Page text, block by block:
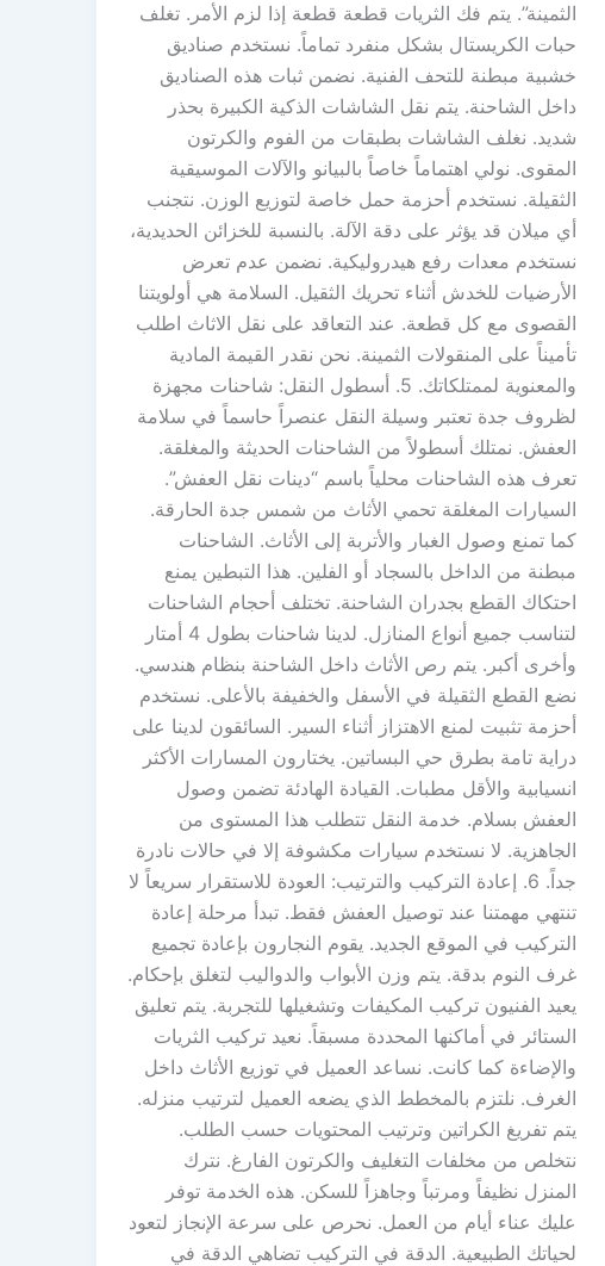
الثمينة”. يتم فك الثريات قطعة قطعة إذا لزم الأمر. تغلف
حبات الكريستال بشكل منفرد تماماً. نستخدم صناديق
خشبية مبطنة للتحف الفنية. نضمن ثبات هذه الصناديق
داخل الشاحنة. يتم نقل الشاشات الذكية الكبيرة بحذر
شديد. نغلف الشاشات بطبقات من الفوم والكرتون
المقوى. نولي اهتماماً خاصاً بالبيانو والآلات الموسيقية
الثقيلة. نستخدم أحزمة حمل خاصة لتوزيع الوزن. نتجنب
أي ميلان قد يؤثر على دقة الآلة. بالنسبة للخزائن الحديدية،
نستخدم معدات رفع هيدروليكية. نضمن عدم تعرض
الأرضيات للخدش أثناء تحريك الثقيل. السلامة هي أولويتنا
القصوى مع كل قطعة. عند التعاقد على نقل الاثاث اطلب
تأميناً على المنقولات الثمينة. نحن نقدر القيمة المادية
والمعنوية لممتلكاتك. 5. أسطول النقل: شاحنات مجهزة
لظروف جدة تعتبر وسيلة النقل عنصراً حاسماً في سلامة
العفش. نمتلك أسطولاً من الشاحنات الحديثة والمغلقة.
تعرف هذه الشاحنات محلياً باسم “دينات نقل العفش”.
السيارات المغلقة تحمي الأثاث من شمس جدة الحارقة.
كما تمنع وصول الغبار والأتربة إلى الأثاث. الشاحنات
مبطنة من الداخل بالسجاد أو الفلين. هذا التبطين يمنع
احتكاك القطع بجدران الشاحنة. تختلف أحجام الشاحنات
لتناسب جميع أنواع المنازل. لدينا شاحنات بطول 4 أمتار
وأخرى أكبر. يتم رص الأثاث داخل الشاحنة بنظام هندسي.
نضع القطع الثقيلة في الأسفل والخفيفة بالأعلى. نستخدم
أحزمة تثبيت لمنع الاهتزاز أثناء السير. السائقون لدينا على
دراية تامة بطرق حي البساتين. يختارون المسارات الأكثر
انسيابية والأقل مطبات. القيادة الهادئة تضمن وصول
العفش بسلام. خدمة النقل تتطلب هذا المستوى من
الجاهزية. لا نستخدم سيارات مكشوفة إلا في حالات نادرة
جداً. 6. إعادة التركيب والترتيب: العودة للاستقرار سريعاً لا
تنتهي مهمتنا عند توصيل العفش فقط. تبدأ مرحلة إعادة
التركيب في الموقع الجديد. يقوم النجارون بإعادة تجميع
غرف النوم بدقة. يتم وزن الأبواب والدواليب لتغلق بإحكام.
يعيد الفنيون تركيب المكيفات وتشغيلها للتجربة. يتم تعليق
الستائر في أماكنها المحددة مسبقاً. نعيد تركيب الثريات
والإضاءة كما كانت. نساعد العميل في توزيع الأثاث داخل
الغرف. نلتزم بالمخطط الذي يضعه العميل لترتيب منزله.
يتم تفريغ الكراتين وترتيب المحتويات حسب الطلب.
نتخلص من مخلفات التغليف والكرتون الفارغ. نترك
المنزل نظيفاً ومرتباً وجاهزاً للسكن. هذه الخدمة توفر
عليك عناء أيام من العمل. نحرص على سرعة الإنجاز لتعود
لحياتك الطبيعية. الدقة في التركيب تضاهي الدقة في